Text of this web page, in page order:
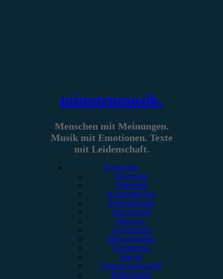
minutenmusik.
Menschen mit Meinungen.
Musik mit Emotionen. Texte
mit Leidenschaft.
Kategorien
Rezension
Vorbericht
Konzertbericht
Festivalbericht
Showbericht
Interview
Gewinnspiel
Jahresrückblick
Kommentar
Special
Erinnerungswürdig
Bildergalerie